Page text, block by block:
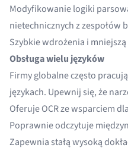
Modyfikowanie logiki
nietechnicznych z zespołów
Szybkie wdrożenia i
Obsługa wielu języków
Firmy globalne często
językach. Upewnij się, że
Oferuje OCR ze wsparciem
Poprawnie odczytuje
Zapewnia stałą wysoką